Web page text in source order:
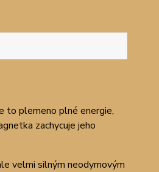
to plemeno plné energie,
zachycuje jeho
velmi silným neodymovým